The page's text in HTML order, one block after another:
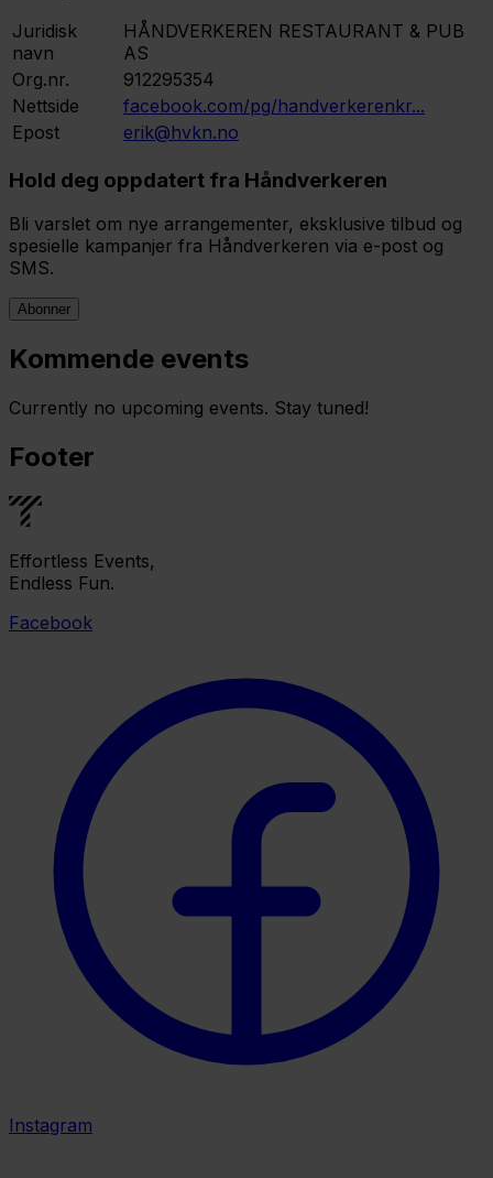
Juridisk
navn
HÅNDVERKEREN RESTAURANT & PUB
AS
Org.nr.
912295354
Nettside
facebook.com/pg/handverkerenkr...
Epost
erik@hvkn.no
Hold deg oppdatert fra Håndverkeren
Bli varslet om nye arrangementer, eksklusive tilbud og
spesielle kampanjer fra Håndverkeren via e-post og
SMS.
Abonner
Kommende events
Currently no upcoming events. Stay tuned!
Footer
Effortless Events,
Endless Fun.
Facebook
Instagram